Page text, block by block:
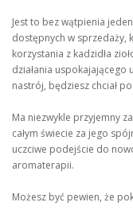
Jest to bez wątpienia
dostępnych w sprzedaży,
korzystania z kadzidła
działania uspokajającego
nastrój, będziesz chciał
Ma niezwykle przyjemny
całym świecie za jego
uczciwe podejście do
aromaterapii.
Możesz być pewien, że